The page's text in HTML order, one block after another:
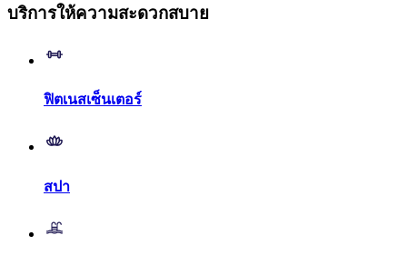
บริการให้ความสะดวกสบาย
ฟิตเนสเซ็นเตอร์
สปา